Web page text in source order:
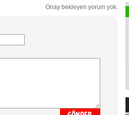
Onay bekleyen yorum yok.